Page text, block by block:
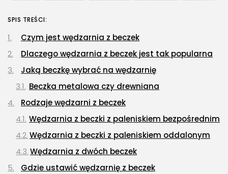
SPIS TREŚCI:
Czym jest wędzarnia z beczek
Dlaczego wędzarnia z beczek jest tak popularna
Jaką beczkę wybrać na wędzarnię
Beczka metalowa czy drewniana
Rodzaje wędzarni z beczek
Wędzarnia z beczki z paleniskiem bezpośrednim
Wędzarnia z beczki z paleniskiem oddalonym
Wędzarnia z dwóch beczek
Gdzie ustawić wędzarnię z beczek